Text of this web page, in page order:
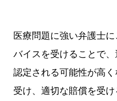
医療問題に強い弁護士
バイスを受けることで
認定される可能性が高
受け、適切な賠償を受